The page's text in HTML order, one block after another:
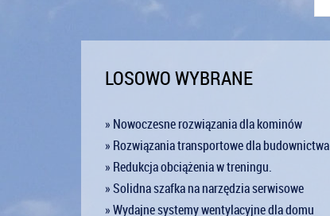
LOSOWO WYBRANE
» Nowoczesne rozwiązania dla kominów
» Rozwiązania transportowe dla budownictwa
» Redukcja obciążenia w treningu.
» Solidna szafka na narzędzia serwisowe
» Wydajne systemy wentylacyjne dla domu